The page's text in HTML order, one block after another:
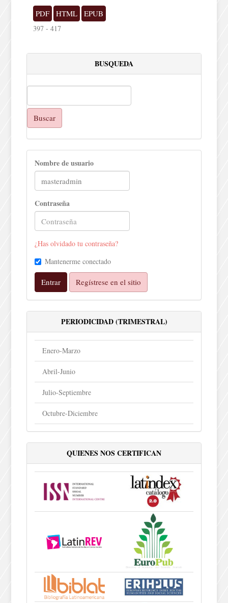
PDF HTML EPUB
397 - 417
BUSQUEDA
Buscar
Nombre de usuario
Contraseña
¿Has olvidado tu contraseña?
Mantenerme conectado
Entrar Regístrese en el sitio
PERIODICIDAD (TRIMESTRAL)
Enero-Marzo
Abril-Junio
Julio-Septiembre
Octubre-Diciembre
QUIENES NOS CERTIFICAN